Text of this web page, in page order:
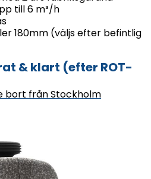
till 6 m³/h
180mm (väljs efter befintlig
& klart (efter ROT-
bort från Stockholm